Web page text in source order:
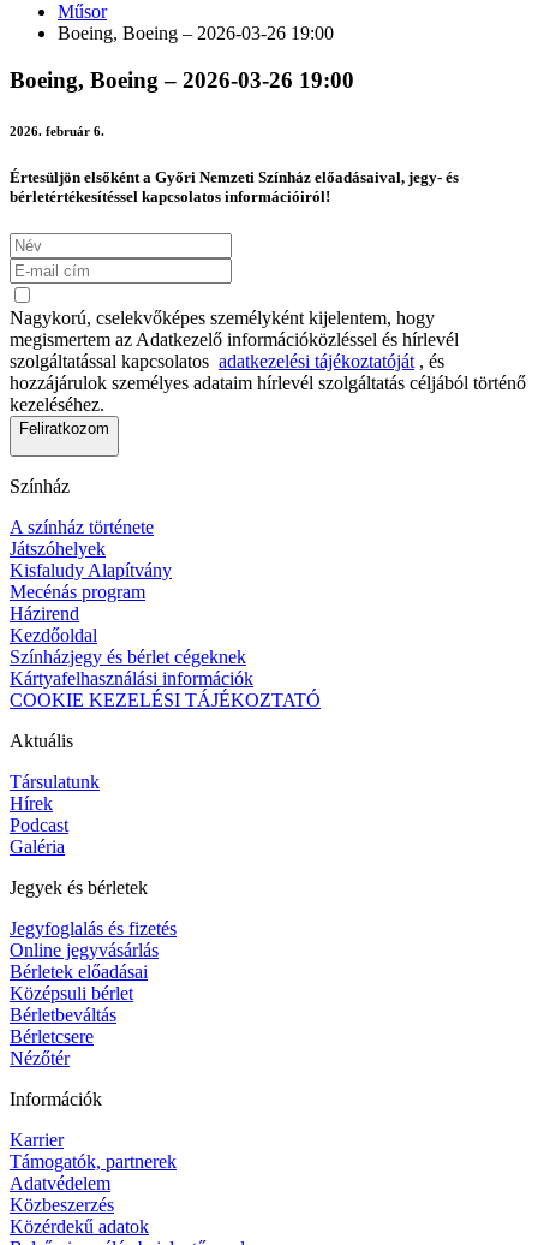
Műsor
Boeing, Boeing – 2026-03-26 19:00
Boeing, Boeing – 2026-03-26 19:00
2026. február 6.
Értesüljön elsőként a Győri Nemzeti Színház előadásaival, jegy- és
bérletértékesítéssel kapcsolatos információiról!
Nagykorú, cselekvőképes személyként kijelentem, hogy
megismertem az Adatkezelő információközléssel és hírlevél
szolgáltatással kapcsolatos adatkezelési tájékoztatóját , és
hozzájárulok személyes adataim hírlevél szolgáltatás céljából történő
kezeléséhez.
Feliratkozom
Színház
A színház története
Játszóhelyek
Kisfaludy Alapítvány
Mecénás program
Házirend
Kezdőoldal
Színházjegy és bérlet cégeknek
Kártyafelhasználási információk
COOKIE KEZELÉSI TÁJÉKOZTATÓ
Aktuális
Társulatunk
Hírek
Podcast
Galéria
Jegyek és bérletek
Jegyfoglalás és fizetés
Online jegyvásárlás
Bérletek előadásai
Középsuli bérlet
Bérletbeváltás
Bérletcsere
Nézőtér
Információk
Karrier
Támogatók, partnerek
Adatvédelem
Közbeszerzés
Közérdekű adatok